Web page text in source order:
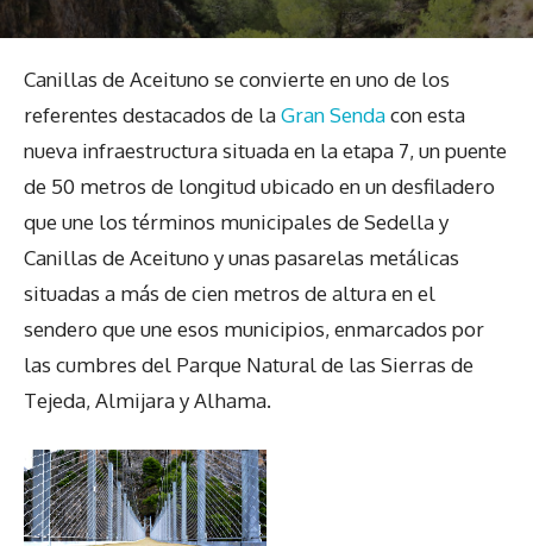
Canillas de Aceituno se convierte en uno de los
referentes destacados de laGran Sendacon esta
nueva infraestructura situada en la etapa 7, un puente
de 50 metros de longitud ubicado en un desfiladero
que une los términos municipales de Sedella y
Canillas de Aceituno y unas pasarelas metálicas
situadas a más de cien metros de altura en el
sendero que une esos municipios, enmarcados por
las cumbres del Parque Natural de las Sierras de
Tejeda, Almijara y Alhama.